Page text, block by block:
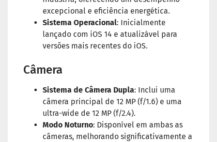
excepcional e eficiência energética.
Sistema Operacional: Inicialmente
lançado com iOS 14 e atualizável para
versões mais recentes do iOS.
Câmera
Sistema de Câmera Dupla: Inclui uma
câmera principal de 12 MP (f/1.6) e uma
ultra-wide de 12 MP (f/2.4).
Modo Noturno: Disponível em ambas as
câmeras, melhorando significativamente a